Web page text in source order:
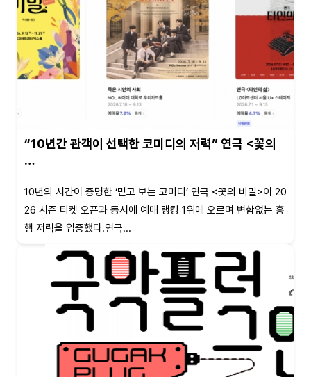
“10년간 관객이 선택한 코미디의 저력” 연극 <꽃의
…
10년의 시간이 증명한 ‘믿고 보는 코미디’ 연극 <꽃의 비밀>이 20
26 시즌 티켓 오픈과 동시에 예매 랭킹 1위에 오르며 변함없는 흥
행 저력을 입증했다.연극...